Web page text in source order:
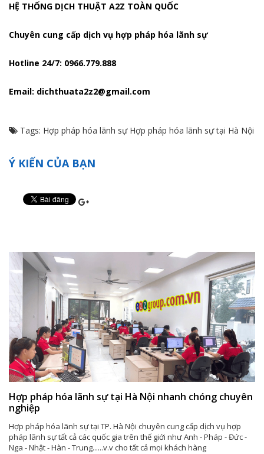
HỆ THỐNG DỊCH THUẬT A2Z TOÀN QUỐC
Chuyên cung cấp dịch vụ hợp pháp hóa lãnh sự
Hotline 24/7: 0966.779.888
Email: dichthuata2z2@gmail.com
Tags: Hợp pháp hóa lãnh sự Hợp pháp hóa lãnh sự tại Hà Nội
Ý KIẾN CỦA BẠN
Hợp pháp hóa lãnh sự tại Hà Nội nhanh chóng chuyên
nghiệp
Hợp pháp hóa lãnh sự tại TP. Hà Nội chuyên cung cấp dịch vụ hợp
pháp lãnh sự tất cả các quốc gia trên thế giới như Anh - Pháp - Đức -
Nga - Nhật - Hàn - Trung......v.v cho tất cả mọi khách hàng